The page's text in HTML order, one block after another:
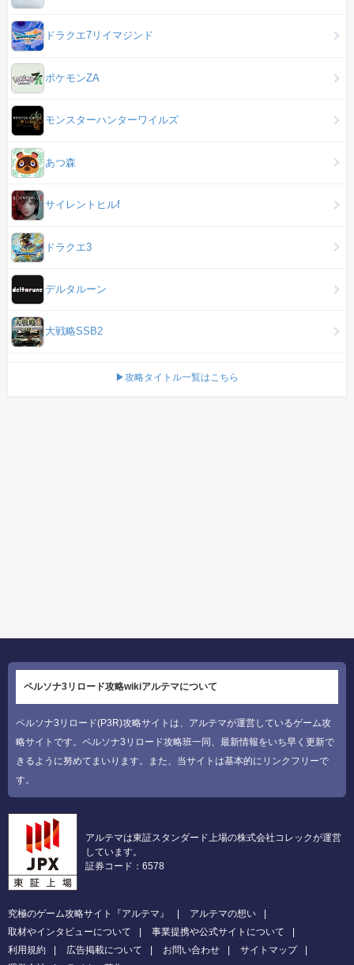
ドラクエ7リイマジンド
ポケモンZA
モンスターハンターワイルズ
あつ森
サイレントヒルf
ドラクエ3
デルタルーン
大戦略SSB2
▶攻略タイトル一覧はこちら
ペルソナ3リロード攻略wikiアルテマについて
ペルソナ3リロード(P3R)攻略サイトは、アルテマが運営しているゲーム攻
略サイトです。ペルソナ3リロード攻略班一同、最新情報をいち早く更新で
きるように努めてまいります。また、当サイトは基本的にリンクフリーで
す。
アルテマは東証スタンダード上場の株式会社コレックが運営
しています。
証券コード：6578
究極のゲーム攻略サイト『アルテマ』
アルテマの想い
取材やインタビューについて
事業提携や公式サイトについて
利用規約
広告掲載について お問い合わせ
サイトマップ